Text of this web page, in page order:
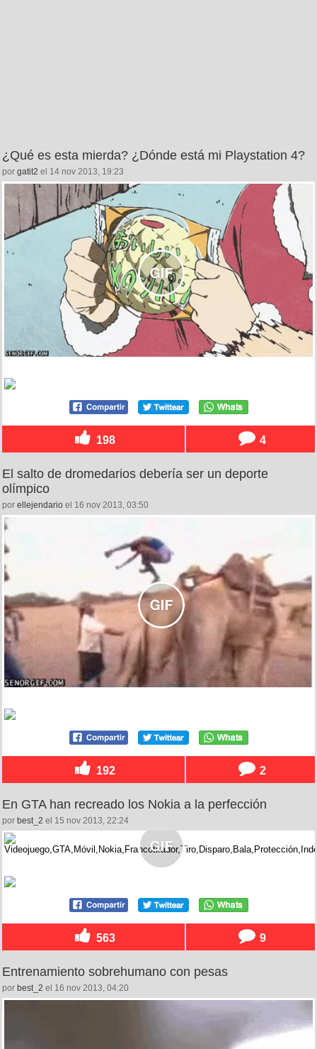
¿Qué es esta mierda? ¿Dónde está mi Playstation 4?
por gatit2 el 14 nov 2013, 19:23
198 4
El salto de dromedarios debería ser un deporte
olímpico
por ellejendario el 16 nov 2013, 03:50
192 2
En GTA han recreado los Nokia a la perfección
por best_2 el 15 nov 2013, 22:24
563 9
Entrenamiento sobrehumano con pesas
por best_2 el 16 nov 2013, 04:20